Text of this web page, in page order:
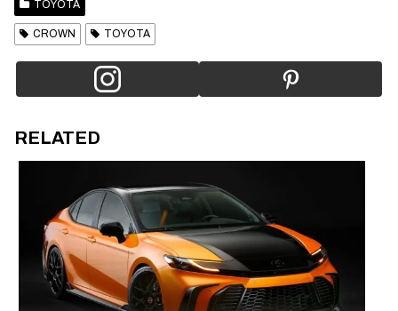
TOYOTA
CROWN TOYOTA
RELATED